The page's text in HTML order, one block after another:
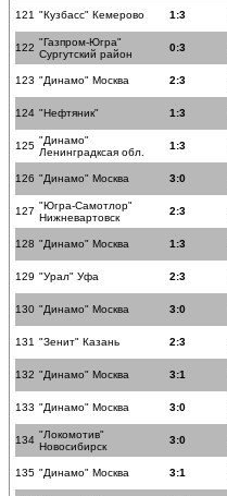
121 "Кузбасс" Кемерово 1:3
122 "Газпром-Югра"
Сургутский район
0:3
123 "Динамо" Москва 2:3
124 "Нефтяник" 1:3
125 "Динамо"
Ленинградксая обл.
1:3
126 "Динамо" Москва 3:0
127 "Югра-Самотлор"
Нижневартовск
2:3
128 "Динамо" Москва 1:3
129 "Урал" Уфа 2:3
130 "Динамо" Москва 3:0
131 "Зенит" Казань 2:3
132 "Динамо" Москва 3:1
133 "Динамо" Москва 3:0
134 "Локомотив"
Новосибирск
3:0
135 "Динамо" Москва 3:1